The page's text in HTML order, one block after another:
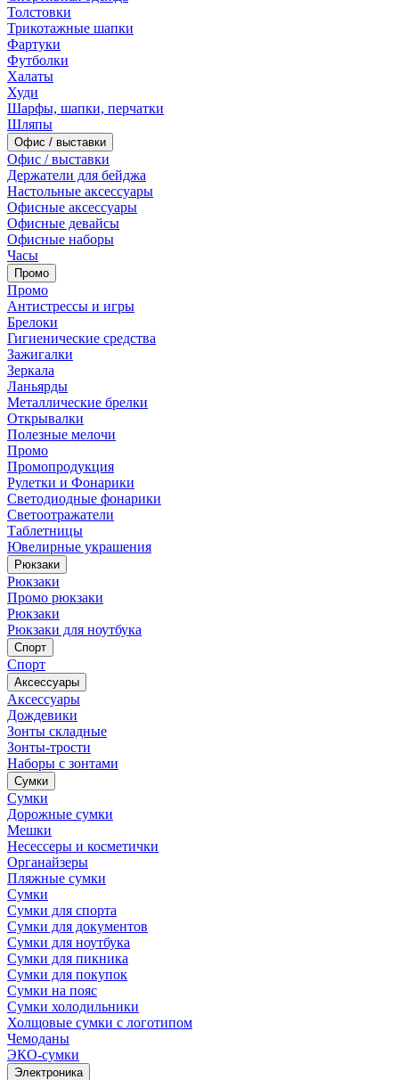
Толстовки
Трикотажные шапки
Фартуки
Футболки
Халаты
Худи
Шарфы, шапки, перчатки
Шляпы
Офис / выставки
Офис / выставки
Держатели для бейджа
Настольные аксессуары
Офисные аксессуары
Офисные девайсы
Офисные наборы
Часы
Промо
Промо
Антистрессы и игры
Брелоки
Гигиенические средства
Зажигалки
Зеркала
Ланьярды
Металлические брелки
Открывалки
Полезные мелочи
Промо
Промопродукция
Рулетки и Фонарики
Светодиодные фонарики
Светоотражатели
Таблетницы
Ювелирные украшения
Рюкзаки
Рюкзаки
Промо рюкзаки
Рюкзаки
Рюкзаки для ноутбука
Спорт
Спорт
Аксессуары
Аксессуары
Дождевики
Зонты складные
Зонты-трости
Наборы с зонтами
Сумки
Сумки
Дорожные сумки
Мешки
Несессеры и косметички
Органайзеры
Пляжные сумки
Сумки
Сумки для спорта
Сумки для документов
Сумки для ноутбука
Сумки для пикника
Сумки для покупок
Сумки на пояс
Сумки холодильники
Холщовые сумки с логотипом
Чемоданы
ЭКО-сумки
Электроника